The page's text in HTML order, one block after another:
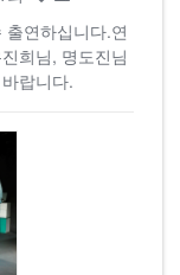
연하십니다.연
희님, 명도진님
랍니다.